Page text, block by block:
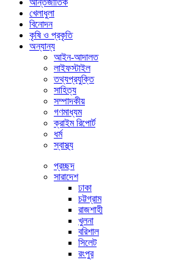
আন্তর্জাতিক
খেলাধুলা
বিনোদন
কৃষি ও প্রকৃতি
অন্যান্য
আইন-আদালত
লাইফস্টাইল
তথ্যপ্রযুক্তি
সাহিত্য
সম্পাদকীয়
গণমাধ্যম
ক্রাইম রিপোর্ট
ধর্ম
স্বাস্থ্য
প্রচ্ছদ
সারাদেশ
ঢাকা
চট্টগ্রাম
রাজশাহী
খুলনা
বরিশাল
সিলেট
রংপুর